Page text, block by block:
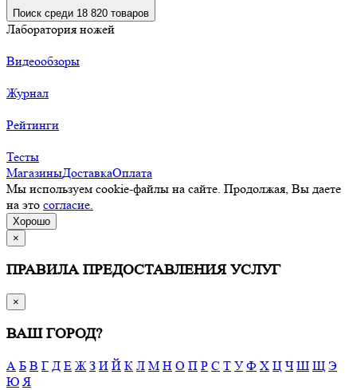
Поиск среди 18 820 товаров
Лаборатория ножей
Видеообзоры
Журнал
Рейтинги
Тесты
МагазиныДоставкаОплата
Мы используем cookie-файлы на сайте. Продолжая, Вы даете
на это согласие.
Хорошо
×
ПРАВИЛА ПРЕДОСТАВЛЕНИЯ УСЛУГ
×
ВАШ ГОРОД?
А Б В Г Д Е Ж З И Й К Л М Н О П Р С Т У Ф Х Ц Ч Ш Щ Э
Ю Я